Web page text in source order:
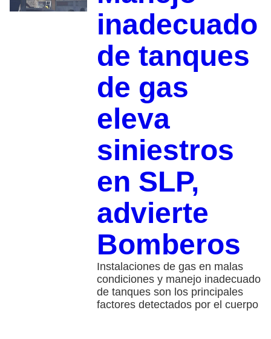
inadecuado
de tanques
de gas
eleva
siniestros
en SLP,
advierte
Bomberos
Instalaciones de gas en malas
condiciones y manejo inadecuado
de tanques son los principales
factores detectados por el cuerpo